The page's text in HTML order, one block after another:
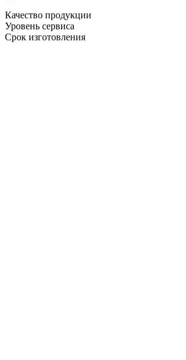
Качество продукции
Уровень сервиса
Срок изготовления